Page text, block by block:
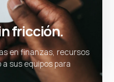
fricción.
en finanzas, recursos
sus equipos para